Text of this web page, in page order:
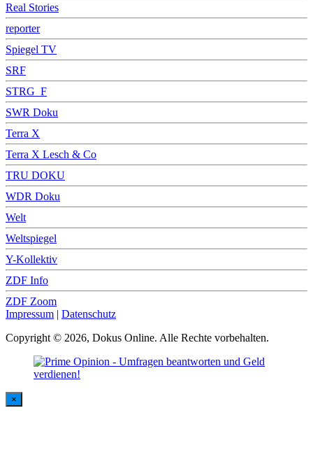
Real Stories
reporter
Spiegel TV
SRF
STRG_F
SWR Doku
Terra X
Terra X Lesch & Co
TRU DOKU
WDR Doku
Welt
Weltspiegel
Y-Kollektiv
ZDF Info
ZDF Zoom
Impressum | Datenschutz
Copyright © 2026, Dokus Online. Alle Rechte vorbehalten.
×